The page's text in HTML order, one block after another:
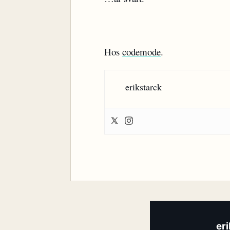
Hos codemode.
erikstarck